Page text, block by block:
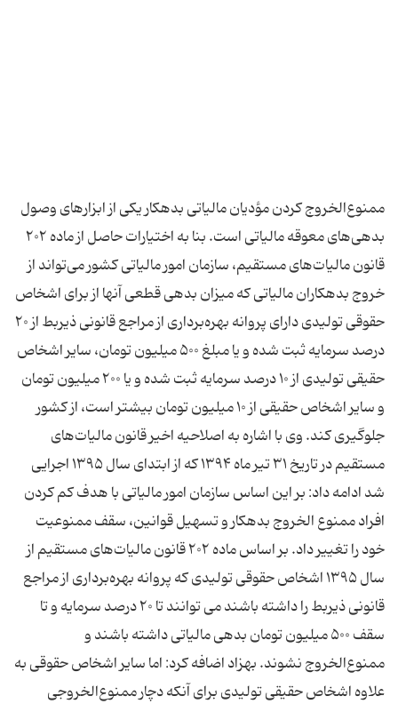
ممنوع‌الخروج کردن مؤدیان مالیاتی بدهکار یکی از ابزارهای وصول
بدهی‌های معوقه مالیاتی است. بنا به اختیارات حاصل از ماده ۲۰۲
قانون مالیات‌های مستقیم، سازمان امور مالیاتی کشور می‌تواند از
خروج بدهکاران مالیاتی که میزان بدهی قطعی آنها از برای اشخاص
حقوقی تولیدی دارای پروانه بهره‌برداری از مراجع قانونی ذیربط از ۲۰
درصد سرمایه ثبت شده و یا مبلغ ۵۰۰ میلیون تومان، سایر اشخاص
حقیقی تولیدی از ۱۰ درصد سرمایه ثبت شده و یا ۲۰۰ میلیون تومان
و سایر اشخاص حقیقی از ۱۰ میلیون تومان بیشتر است، از کشور
جلوگیری کند. وی با اشاره به اصلاحیه اخیر قانون مالیات‌های
مستقیم در تاریخ ۳۱ تیر ماه ۱۳۹۴ که از ابتدای سال ۱۳۹۵ اجرایی
شد ادامه داد: بر این اساس سازمان امور مالیاتی با هدف کم کردن
افراد ممنوع الخروج بدهکار و تسهیل قوانین، سقف ممنوعیت
خود را تغییر داد. بر اساس ماده ۲۰۲ قانون مالیات‌های مستقیم از
سال ۱۳۹۵ اشخاص حقوقی تولیدی که پروانه بهره‌برداری از مراجع
قانونی ذیربط را داشته باشند می توانند تا ۲۰ درصد سرمایه و تا
سقف ۵۰۰ میلیون تومان بدهی مالیاتی داشته باشند و
ممنوع‌الخروج نشوند. بهزاد اضافه کرد: اما سایر اشخاص حقوقی به
علاوه اشخاص حقیقی تولیدی برای آنکه دچار ممنوع‌الخروجی